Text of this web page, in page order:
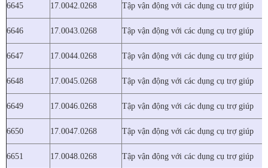
6645 17.0042.0268 Tập vận động với các dụng cụ trợ giúp
6646 17.0043.0268 Tập vận động với các dụng cụ trợ giúp
6647 17.0044.0268 Tập vận động với các dụng cụ trợ giúp
6648 17.0045.0268 Tập vận động với các dụng cụ trợ giúp
6649 17.0046.0268 Tập vận động với các dụng cụ trợ giúp
6650 17.0047.0268 Tập vận động với các dụng cụ trợ giúp
6651 17.0048.0268 Tập vận động với các dụng cụ trợ giúp